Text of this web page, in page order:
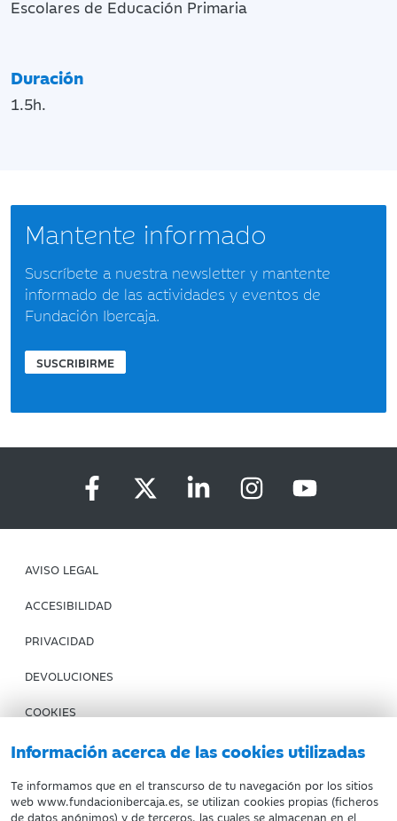
Información acerca de las cookies utilizadas
Te informamos que en el transcurso de tu navegación por los sitios
web www.fundacionibercaja.es, se utilizan cookies propias (ficheros
de datos anónimos) y de terceros, las cuales se almacenan en el
Escolares de Educación Primaria
Duración
1.5h.
Mantente informado
Suscríbete a nuestra newsletter y mantente
informado de las actividades y eventos de
Fundación Ibercaja.
SUSCRIBIRME
AVISO LEGAL
ACCESIBILIDAD
PRIVACIDAD
DEVOLUCIONES
COOKIES
CONDICIONES DE COMPRA
IBERCAJA BANCO